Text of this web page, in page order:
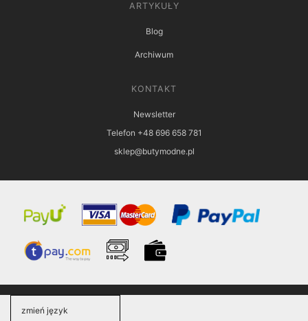
ARTYKUŁY
Blog
Archiwum
KONTAKT
Newsletter
Telefon +48 696 658 781
sklep@butymodne.pl
zmień język